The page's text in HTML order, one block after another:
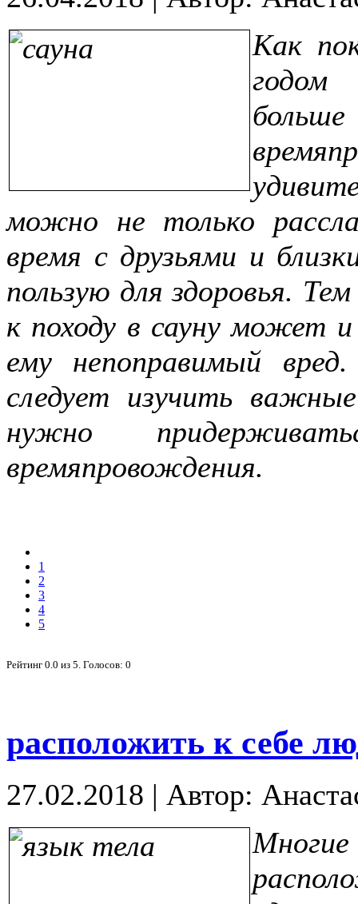
Как
годом
можно не только
время с друзьями и
пользую для здоровья.
к походу в сауну может
ему непоправимый
следует изучить
нужно
времяпровождения.
1
2
3
4
5
Рейтинг 0.0 из 5 . Голосов: 0
расположить к себе
27.02.2018 | Автор: